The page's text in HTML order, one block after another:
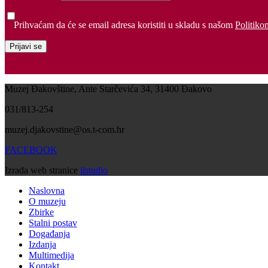
Prihvaćam da će se email adresa koristiti u skladu s našom
Muzej Đakovštine, Ante Starčevića 34, 31400 Đakovo
031/813-254
muzej.djakovstine@os.t-com.hr
FACEBOOK
Izrada web stranice ilstudio
Naslovna
O muzeju
Zbirke
Stalni postav
Događanja
Izdanja
Multimedija
Kontakt